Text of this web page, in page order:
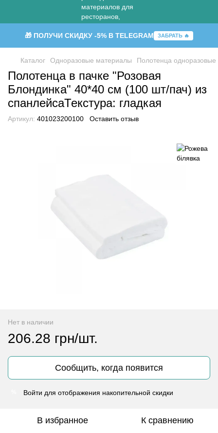
🎁 ПОЛУЧИ СКИДКУ -5% В TELEGRAM ЗАБРАТЬ 🔥
Каталог Одноразовые материалы Полотенца одноразовые
Полотенца в пачке "Розовая
Блондинка" 40*40 см (100 шт/пач) из
спанлейсаТекстура: гладкая
Артикул: 401023200100 Оставить отзыв
Нет в наличии
206.28 грн/шт.
Сообщить, когда появится
Войти для отображения накопительной скидки
В избранное К сравнению